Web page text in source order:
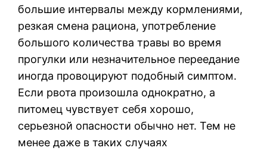
большие интервалы между кормлениями,
резкая смена рациона, употребление
большого количества травы во время
прогулки или незначительное переедание
иногда провоцируют подобный симптом.
Если рвота произошла однократно, а
питомец чувствует себя хорошо,
серьезной опасности обычно нет. Тем не
менее даже в таких случаях